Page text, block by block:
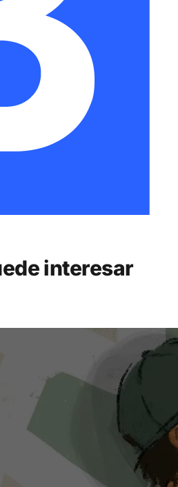
interesar